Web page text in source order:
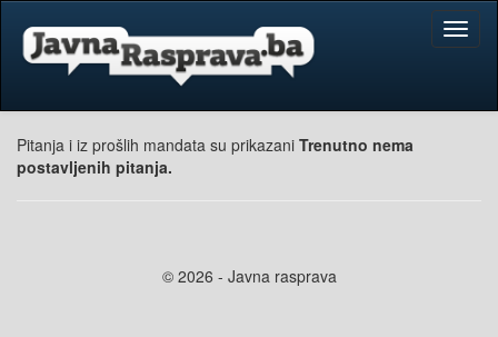
Pitanja i iz prošlih mandata su prikazani Trenutno nema
postavljenih pitanja.
© 2026 - Javna rasprava